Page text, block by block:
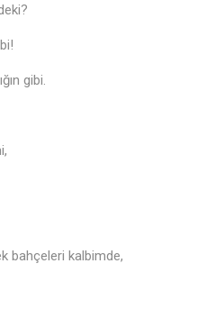
gibi.
bahçeleri kalbimde,